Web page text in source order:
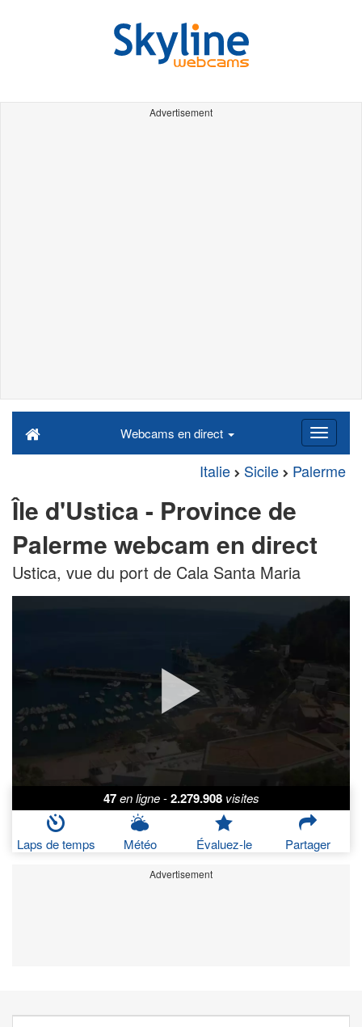
Advertisement
Webcams en direct
Italie Sicile Palerme
Île d'Ustica - Province de
Palerme webcam en direct
Ustica, vue du port de Cala Santa Maria
47 en ligne - 2.279.908 visites
Laps de temps Météo Évaluez-le Partager
Advertisement